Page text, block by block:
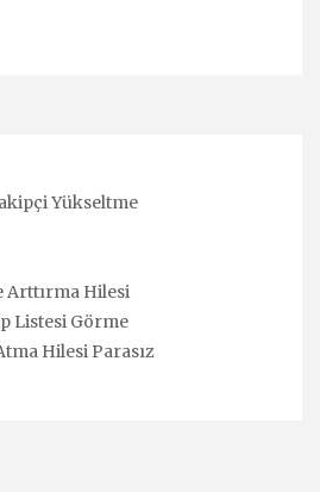
Yükseltme
Arttırma Hilesi
Listesi Görme
Hilesi Parasız